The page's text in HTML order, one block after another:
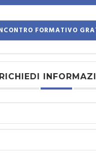
RICHIEDI